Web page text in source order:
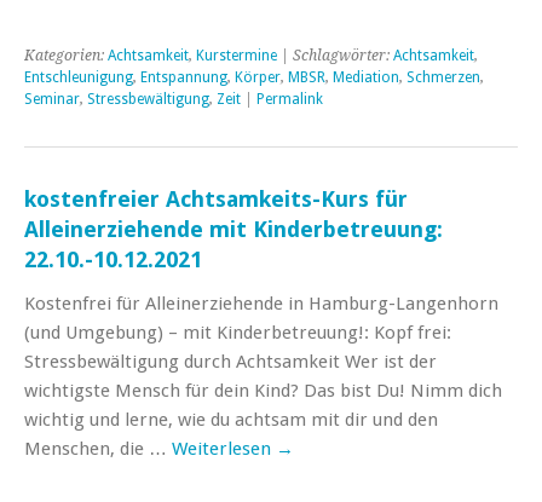
Kategorien: Achtsamkeit, Kurstermine | Schlagwörter: Achtsamkeit,
Entschleunigung, Entspannung, Körper, MBSR, Mediation, Schmerzen,
Seminar, Stressbewältigung, Zeit Permalink
kostenfreier Achtsamkeits-Kurs für
Alleinerziehende mit Kinderbetreuung:
22.10.-10.12.2021
Kostenfrei für Alleinerziehende in Hamburg-Langenhorn
(und Umgebung) – mit Kinderbetreuung!: Kopf frei:
Stressbewältigung durch Achtsamkeit Wer ist der
wichtigste Mensch für dein Kind? Das bist Du! Nimm dich
wichtig und lerne, wie du achtsam mit dir und den
Menschen, die … Weiterlesen →